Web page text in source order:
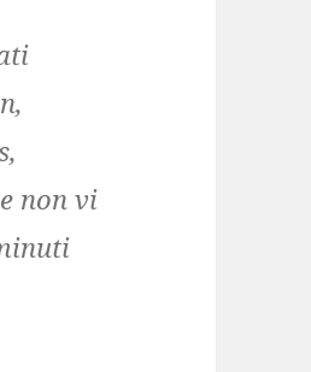
non vi